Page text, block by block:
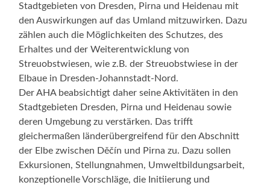
Stadtgebieten von Dresden, Pirna und Heidenau mit
den Auswirkungen auf das Umland mitzuwirken. Dazu
zählen auch die Möglichkeiten des Schutzes, des
Erhaltes und der Weiterentwicklung von
Streuobstwiesen, wie z.B. der Streuobstwiese in der
Elbaue in Dresden-Johannstadt-Nord.
Der AHA beabsichtigt daher seine Aktivitäten in den
Stadtgebieten Dresden, Pirna und Heidenau sowie
deren Umgebung zu verstärken. Das trifft
gleichermaßen länderübergreifend für den Abschnitt
der Elbe zwischen Děčín und Pirna zu. Dazu sollen
Exkursionen, Stellungnahmen, Umweltbildungsarbeit,
konzeptionelle Vorschläge, die Initiierung und